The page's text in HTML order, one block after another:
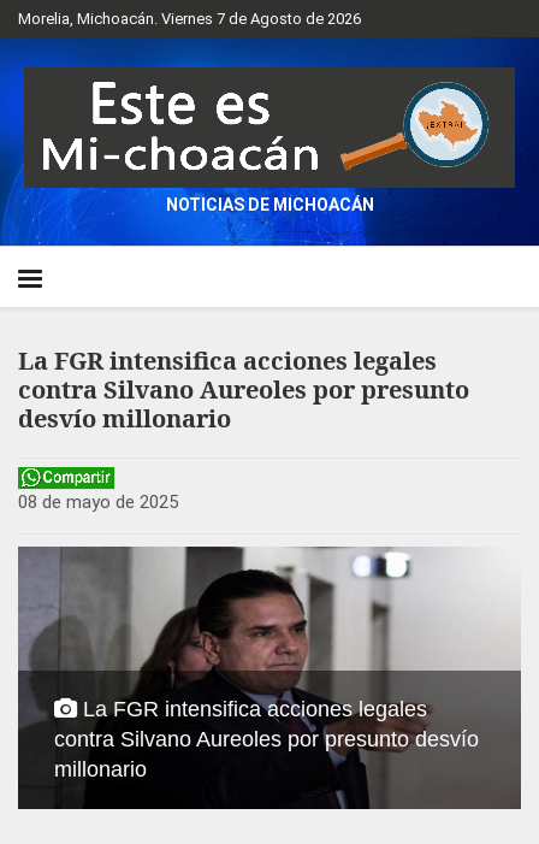
Morelia, Michoacán. Viernes 7 de Agosto de 2026
NOTICIAS DE MICHOACÁN
La FGR intensifica acciones legales
contra Silvano Aureoles por presunto
desvío millonario
08 de mayo de 2025
La FGR intensifica acciones legales
contra Silvano Aureoles por presunto desvío
millonario